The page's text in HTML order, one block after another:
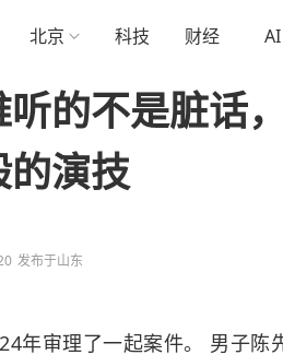
北京 科技 财经 AI
的不是脏话
演技
发布于山东
年审理了一起案件。 男子陈